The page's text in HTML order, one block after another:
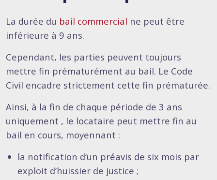
La durée du bail commercial ne peut être
inférieure à 9 ans.
Cependant, les parties peuvent toujours
mettre fin prématurément au bail. Le Code
Civil encadre strictement cette fin prématurée.
Ainsi, à la fin de chaque période de 3 ans
uniquement , le locataire peut mettre fin au
bail en cours, moyennant :
la notification d’un préavis de six mois par
exploit d’huissier de justice ;